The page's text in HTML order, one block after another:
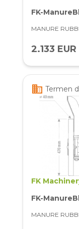
FK-
MANURE
2.133 EUR
business Termen
FK
FK-
MANURE